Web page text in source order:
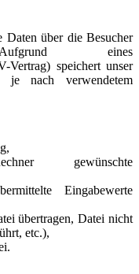
Daten über die Besucher
eines
Vertrag) speichert unser
je nach verwendetem
gewünschte
Eingabewerte
übertragen, Datei nicht
etc.),